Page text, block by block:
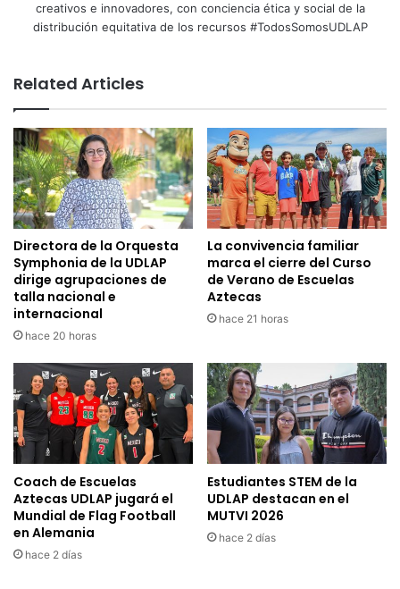
creativos e innovadores, con conciencia ética y social de la
distribución equitativa de los recursos #TodosSomosUDLAP
Related Articles
Directora de la Orquesta
Symphonia de la UDLAP
dirige agrupaciones de
talla nacional e
internacional
hace 20 horas
La convivencia familiar
marca el cierre del Curso
de Verano de Escuelas
Aztecas
hace 21 horas
Coach de Escuelas
Aztecas UDLAP jugará el
Mundial de Flag Football
en Alemania
hace 2 días
Estudiantes STEM de la
UDLAP destacan en el
MUTVI 2026
hace 2 días